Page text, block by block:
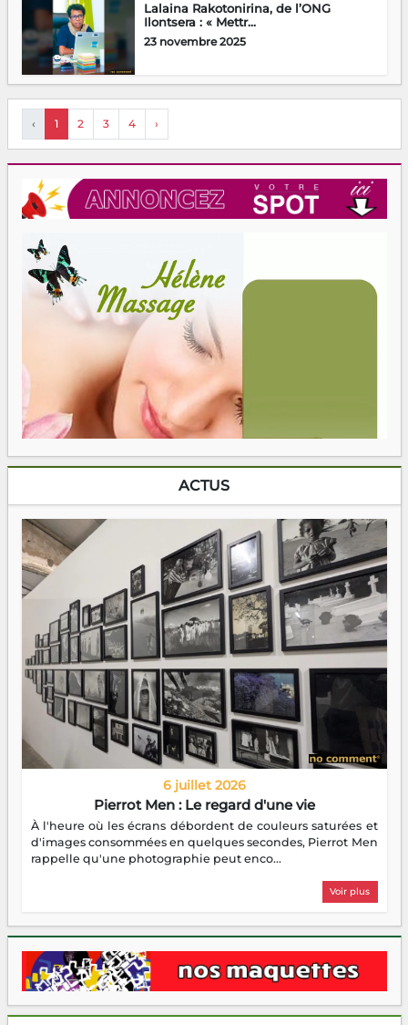
Lalaina Rakotonirina, de l’ONG
Ilontsera : « Mettr...
23 novembre 2025
‹ 1 2 3 4 ›
ACTUS
6 juillet 2026
Pierrot Men : Le regard d'une vie
À l'heure où les écrans débordent de couleurs saturées et
d'images consommées en quelques secondes, Pierrot Men
rappelle qu'une photographie peut enco...
Voir plus